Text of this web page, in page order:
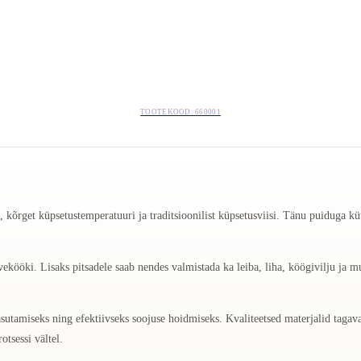
TOOTEKOOD:660001
kõrget küpsetustemperatuuri ja traditsioonilist küpsetusviisi. Tänu puiduga
Lisaks pitsadele saab nendes valmistada ka leiba, liha, köögivilju ja
ning efektiivseks soojuse hoidmiseks. Kvaliteetsed materjalid
vältel.